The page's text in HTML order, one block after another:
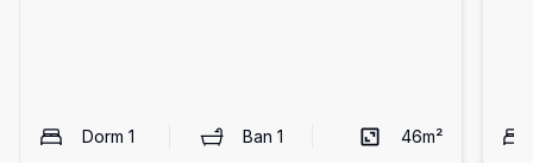
Dorm 1 Ban 1 46m²